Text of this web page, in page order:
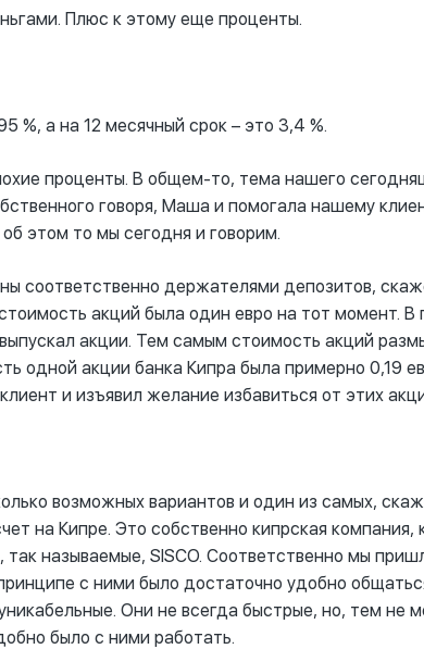
Плюс к этому еще проценты.
%, а на 12 месячный срок – это 3,4 %.
проценты. В общем-то, тема нашего
говоря, Маша и помогала нашему
этом то мы сегодня и говорим.
соответственно держателями депозитов,
акций была один евро на тот момент.
акции. Тем самым стоимость акций
одной акции банка Кипра была примерно 0,19
и изъявил желание избавиться от этих
возможных вариантов и один из самых,
на Кипре. Это собственно кипрская компания,
называемые, SISCO. Соответственно мы
с ними было достаточно удобно
Они не всегда быстрые, но, тем не
было с ними работать.